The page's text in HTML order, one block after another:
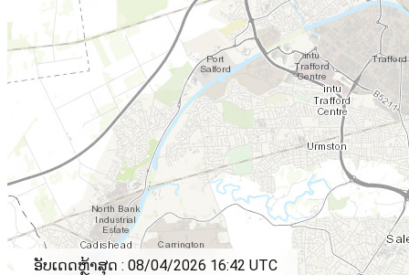
ອັບເດດຫຼ້າສຸດ : 08/04/2026 16:42 UTC